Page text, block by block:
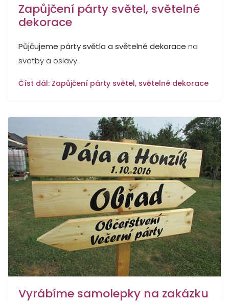
Zapůjčení párty světel, světelné
dekorace
Půjčujeme párty světla a světelné dekorace na
svatby a oslavy.
Číst dál: Zapůjčení párty světel, světelné dekorace
Vyrábíme samolepky na zakázku